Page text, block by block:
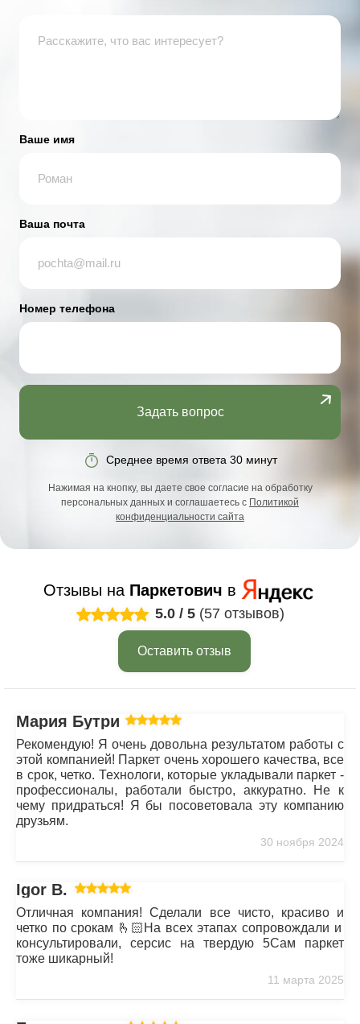
Ваше имя
Ваша почта
Номер телефона
Задать вопрос
Среднее время ответа 30 минут
Нажимая на кнопку, вы даете свое согласие на обработку
персональных данных и соглашаетесь с Политикой
конфиденциальности сайта
Отзывы на Паркетович в
5.0 / 5 (57 отзывов)
Оставить отзыв
Мария Бутрим
Рекомендую! Я очень довольна результатом работы с
этой компанией! Паркет очень хорошего качества, все
в срок, четко. Технологи, которые укладывали паркет -
профессионалы, работали быстро, аккуратно. Не к
чему придраться! Я бы посоветовала эту компанию
друзьям.
30 ноября 2024
Igor B.
Отличная компания! Сделали все чисто, красиво и
четко по срокам 🫰🏻На всех этапах сопровождали и
консультировали, серсис на твердую 5Сам паркет
тоже шикарный!
11 марта 2025